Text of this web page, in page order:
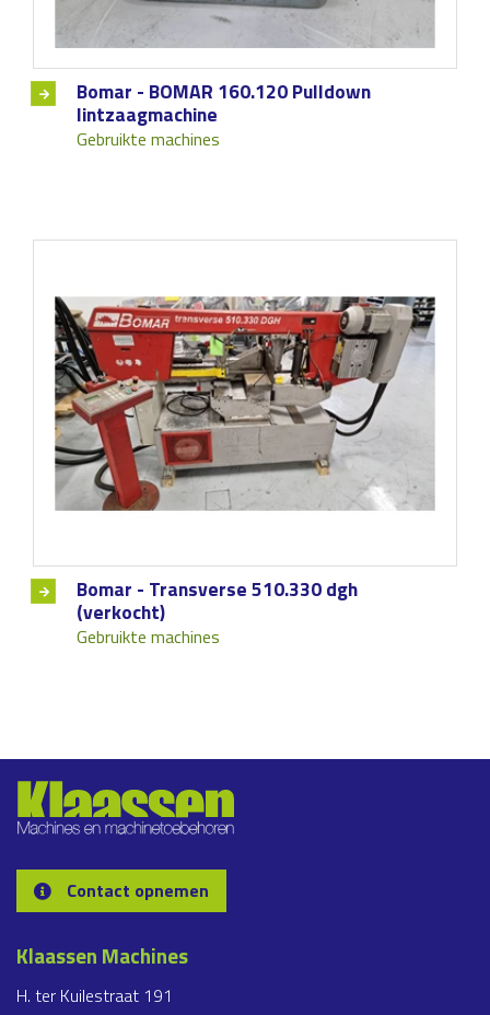
Bomar - BOMAR 160.120 Pulldown
lintzaagmachine
Gebruikte machines
Bomar - Transverse 510.330 dgh
(verkocht)
Gebruikte machines
Contact opnemen
Klaassen Machines
H. ter Kuilestraat 191